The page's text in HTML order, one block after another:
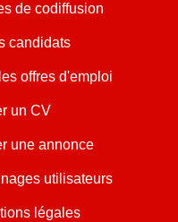
de codiffusion
candidats
offres d'emploi
un CV
une annonce
utilisateurs
légales